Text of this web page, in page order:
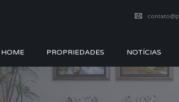
HOME PROPRIEDADES NOTÍCIAS